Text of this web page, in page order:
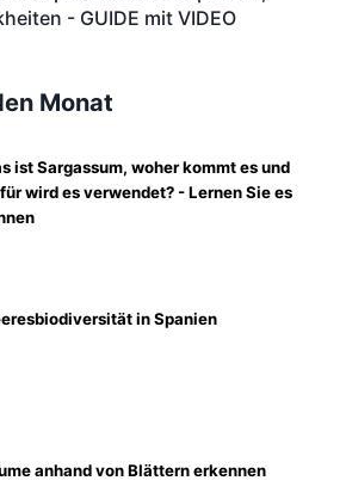
- GUIDE mit VIDEO
Monat
ist Sargassum, woher kommt es und
wird es verwendet? - Lernen Sie es
in Spanien
anhand von Blättern erkennen